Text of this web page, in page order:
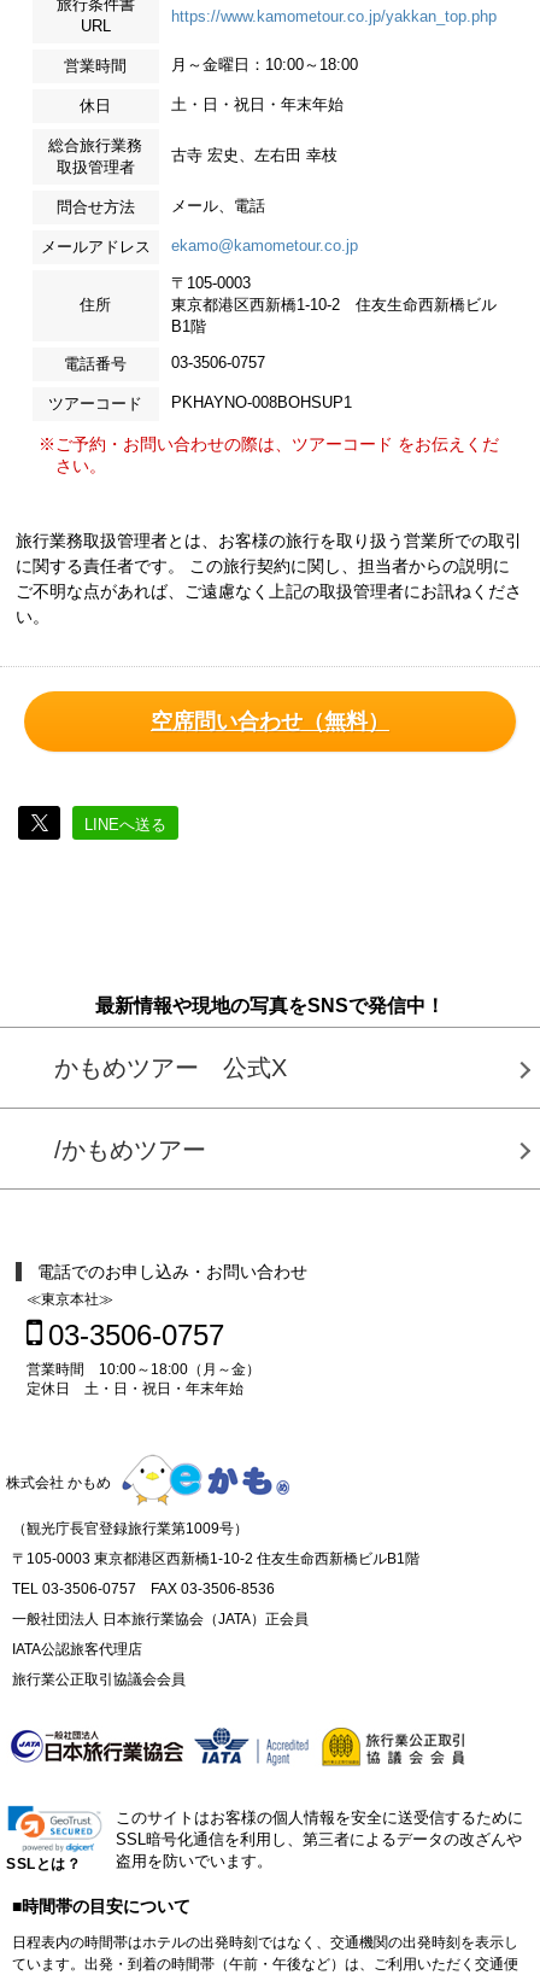
旅行条件書
URL
https://www.kamometour.co.jp/yakkan_top.php
営業時間 月～金曜日：10:00～18:00
休日 土・日・祝日・年末年始
総合旅行業務
取扱管理者
古寺 宏史、左右田 幸枝
問合せ方法 メール、電話
メールアドレス ekamo@kamometour.co.jp
住所
〒105-0003
東京都港区西新橋1-10-2 住友生命西新橋ビル
B1階
電話番号 03-3506-0757
ツアーコード PKHAYNO-008BOHSUP1
※ご予約・お問い合わせの際は、ツアーコード をお伝えくだ
さい。
旅行業務取扱管理者とは、お客様の旅行を取り扱う営業所での取引
に関する責任者です。 この旅行契約に関し、担当者からの説明に
ご不明な点があれば、ご遠慮なく上記の取扱管理者にお訊ねくださ
い。
空席問い合わせ（無料）
LINEへ送る
最新情報や現地の写真をSNSで発信中！
かもめツアー 公式X
/かもめツアー
電話でのお申し込み・お問い合わせ
≪東京本社≫
03-3506-0757
営業時間 10:00～18:00（月～金）
定休日 土・日・祝日・年末年始
株式会社 かもめ
（観光庁長官登録旅行業第1009号）
〒105-0003 東京都港区西新橋1-10-2 住友生命西新橋ビルB1階
TEL 03-3506-0757 FAX 03-3506-8536
一般社団法人 日本旅行業協会（JATA）正会員
IATA公認旅客代理店
旅行業公正取引協議会会員
SSLとは？
このサイトはお客様の個人情報を安全に送受信するために
SSL暗号化通信を利用し、第三者によるデータの改ざんや
盗用を防いでいます。
■時間帯の目安について
日程表内の時間帯はホテルの出発時刻ではなく、交通機関の出発時刻を表示し
ています。出発・到着の時間帯（午前・午後など）は、ご利用いただく交通便